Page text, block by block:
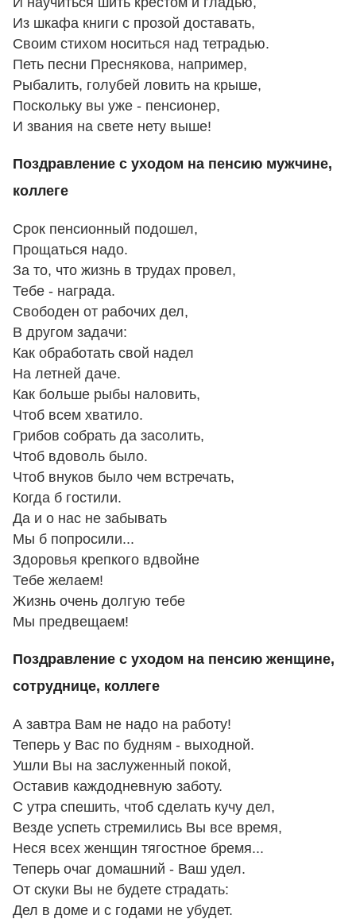
Из шкафа книги с прозой доставать,
Своим стихом носиться над тетрадью.
Петь песни Преснякова, например,
Рыбалить, голубей ловить на крыше,
Поскольку вы уже - пенсионер,
И звания на свете нету выше!
Поздравление с уходом на пенсию мужчине,
коллеге
Срок пенсионный подошел,
Прощаться надо.
За то, что жизнь в трудах провел,
Тебе - награда.
Свободен от рабочих дел,
В другом задачи:
Как обработать свой надел
На летней даче.
Как больше рыбы наловить,
Чтоб всем хватило.
Грибов собрать да засолить,
Чтоб вдоволь было.
Чтоб внуков было чем встречать,
Когда б гостили.
Да и о нас не забывать
Мы б попросили...
Здоровья крепкого вдвойне
Тебе желаем!
Жизнь очень долгую тебе
Мы предвещаем!
Поздравление с уходом на пенсию женщине,
сотруднице, коллеге
А завтра Вам не надо на работу!
Теперь у Вас по будням - выходной.
Ушли Вы на заслуженный покой,
Оставив каждодневную заботу.
С утра спешить, чтоб сделать кучу дел,
Везде успеть стремились Вы все время,
Неся всех женщин тягостное бремя...
Теперь очаг домашний - Ваш удел.
От скуки Вы не будете страдать:
Дел в доме и с годами не убудет.